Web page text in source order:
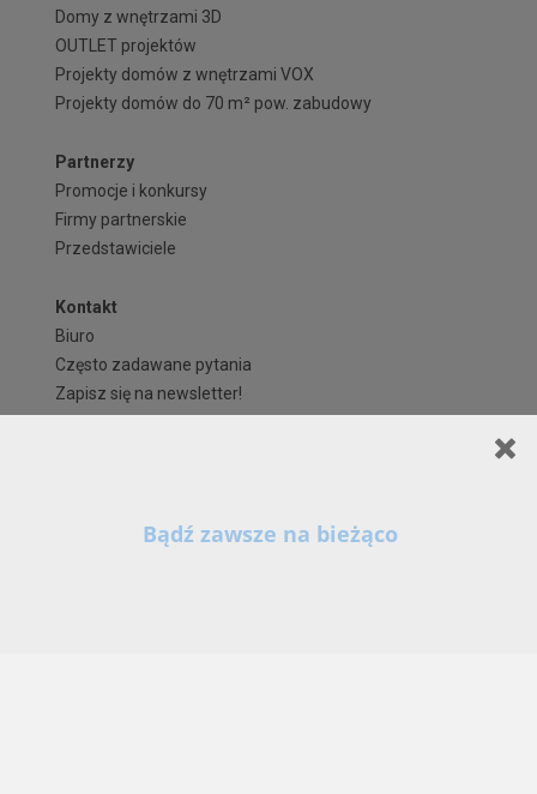
Domy z wnętrzami 3D
OUTLET projektów
Projekty domów z wnętrzami VOX
Projekty domów do 70 m² pow. zabudowy
Partnerzy
Promocje i konkursy
Firmy partnerskie
Przedstawiciele
Kontakt
Biuro
Często zadawane pytania
Zapisz się na newsletter!
Formy płatności